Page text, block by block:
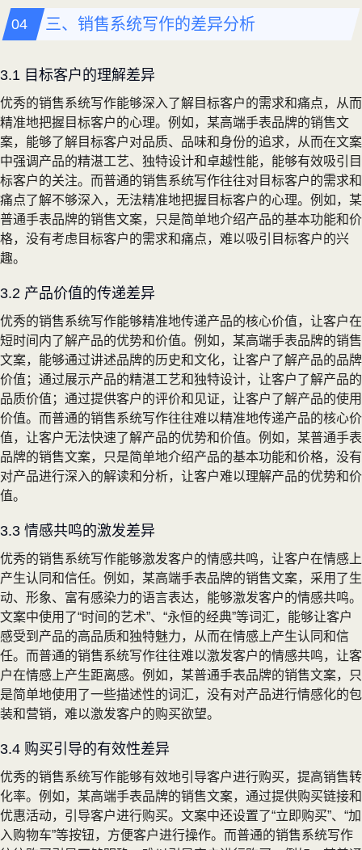
三、销售系统写作的差异分析
3.1 目标客户的理解差异
优秀的销售系统写作能够深入了解目标客户的需求和痛点，从而
精准地把握目标客户的心理。例如，某高端手表品牌的销售文
案，能够了解目标客户对品质、品味和身份的追求，从而在文案
中强调产品的精湛工艺、独特设计和卓越性能，能够有效吸引目
标客户的关注。而普通的销售系统写作往往对目标客户的需求和
痛点了解不够深入，无法精准地把握目标客户的心理。例如，某
普通手表品牌的销售文案，只是简单地介绍产品的基本功能和价
格，没有考虑目标客户的需求和痛点，难以吸引目标客户的兴
趣。
3.2 产品价值的传递差异
优秀的销售系统写作能够精准地传递产品的核心价值，让客户在
短时间内了解产品的优势和价值。例如，某高端手表品牌的销售
文案，能够通过讲述品牌的历史和文化，让客户了解产品的品牌
价值；通过展示产品的精湛工艺和独特设计，让客户了解产品的
品质价值；通过提供客户的评价和见证，让客户了解产品的使用
价值。而普通的销售系统写作往往难以精准地传递产品的核心价
值，让客户无法快速了解产品的优势和价值。例如，某普通手表
品牌的销售文案，只是简单地介绍产品的基本功能和价格，没有
对产品进行深入的解读和分析，让客户难以理解产品的优势和价
值。
3.3 情感共鸣的激发差异
优秀的销售系统写作能够激发客户的情感共鸣，让客户在情感上
产生认同和信任。例如，某高端手表品牌的销售文案，采用了生
动、形象、富有感染力的语言表达，能够激发客户的情感共鸣。
文案中使用了“时间的艺术”、“永恒的经典”等词汇，能够让客户
感受到产品的高品质和独特魅力，从而在情感上产生认同和信
任。而普通的销售系统写作往往难以激发客户的情感共鸣，让客
户在情感上产生距离感。例如，某普通手表品牌的销售文案，只
是简单地使用了一些描述性的词汇，没有对产品进行情感化的包
装和营销，难以激发客户的购买欲望。
3.4 购买引导的有效性差异
优秀的销售系统写作能够有效地引导客户进行购买，提高销售转
化率。例如，某高端手表品牌的销售文案，通过提供购买链接和
优惠活动，引导客户进行购买。文案中还设置了“立即购买”、“加
入购物车”等按钮，方便客户进行操作。而普通的销售系统写作